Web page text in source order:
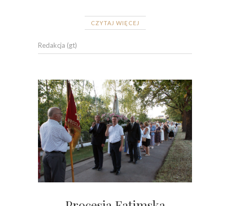
CZYTAJ WIĘCEJ
Redakcja (gt)